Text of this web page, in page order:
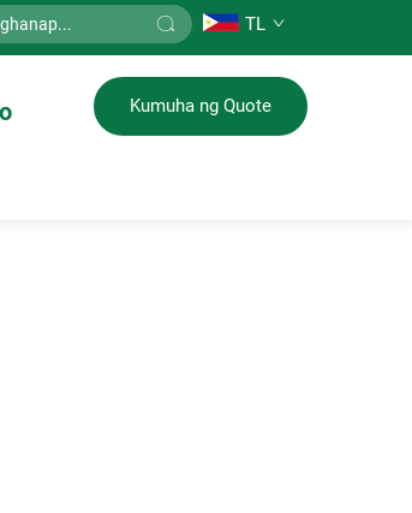
TL
Kumuha ng Quote